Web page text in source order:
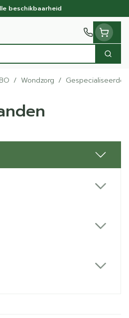
beschikbaarheid
Zoek
/ Wondzorg / Gespecialiseerde